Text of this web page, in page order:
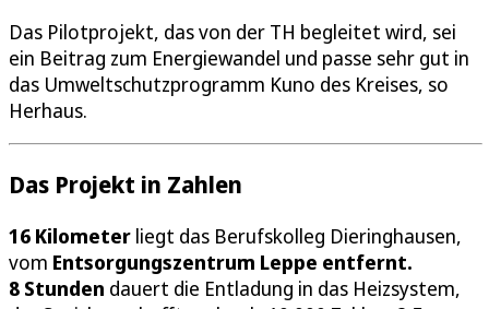
Das Pilotprojekt, das von der TH begleitet wird, sei
ein Beitrag zum Energiewandel und passe sehr gut in
das Umweltschutzprogramm Kuno des Kreises, so
Herhaus.
Das Projekt in Zahlen
16 Kilometer liegt das Berufskolleg Dieringhausen,
vom Entsorgungszentrum Leppe entfernt.
8 Stunden dauert die Entladung in das Heizsystem,